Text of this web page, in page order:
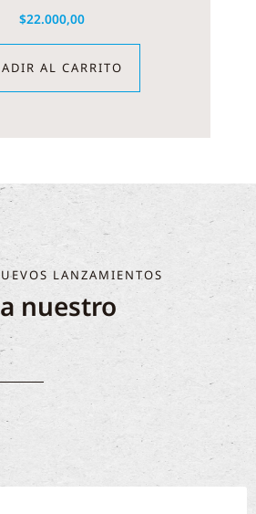
$22.000,00
AL CARRITO
LANZAMIENTOS
nuestro